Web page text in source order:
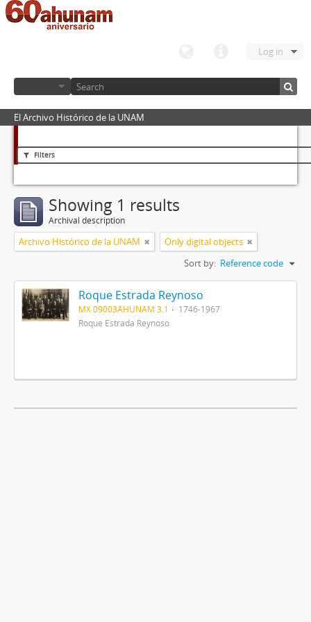
Log in
El Archivo Histórico de la UNAM
Filters
Showing 1 results
Archival description
Archivo Histórico de la UNAM
Only digital objects
Sort by: Reference code
Roque Estrada Reynoso
MX 09003AHUNAM 3.1
1746-1967
Roque Estrada Reynoso